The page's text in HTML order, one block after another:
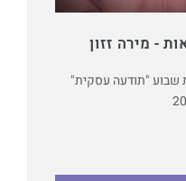
- מירה זזון
שבוע "תודעה עסקית"